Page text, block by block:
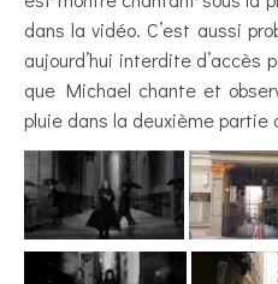
dans la vidéo. C’est aussi
aujourd’hui interdite d’accès
que Michael chante et
pluie dans la deuxième partie